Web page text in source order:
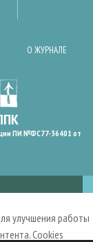
О ЖУРНАЛЕ
ПИ №ФС77-36401 от
улучшения работы
Cookies